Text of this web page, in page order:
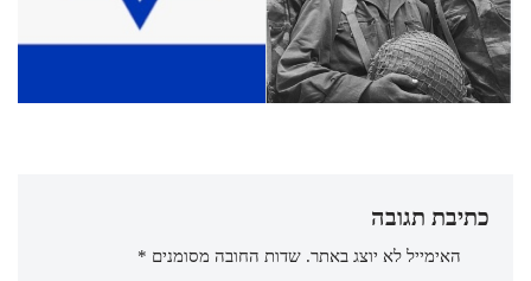
כתיבת תגובה
האימייל לא יוצג באתר. שדות החובה מסומנים *